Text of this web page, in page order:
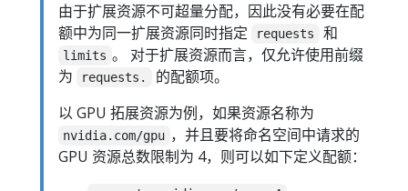
由于扩展资源不可超量分配，因此没有必要在配
额中为同一扩展资源同时指定
requests 和
limits 。 对于扩展资源而言，仅允许使用前缀
为
requests.
的配额项。
以 GPU 拓展资源为例，如果资源名称为
nvidia.com/gpu ，并且要将命名空间中请求的
GPU 资源总数限制为 4，则可以如下定义配额：